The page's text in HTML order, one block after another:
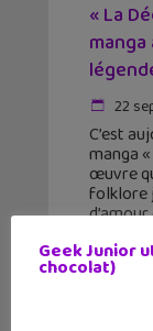
« La
22
C’est
manga
œuvre
folklore
Geek Junior
chocolat)